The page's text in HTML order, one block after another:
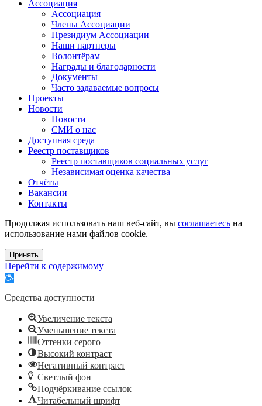
Ассоциация
Ассоциация
Члены Ассоциации
Президиум Ассоциации
Наши партнеры
Волонтёрам
Награды и благодарности
Документы
Часто задаваемые вопросы
Проекты
Новости
Новости
СМИ о нас
Доступная среда
Реестр поставщиков
Реестр поставщиков социальных услуг
Независимая оценка качества
Отчёты
Вакансии
Контакты
Продолжая использовать наш веб-сайт, вы соглашаетесь на
использование нами файлов cookie.
Принять
Перейти к содержимому
Открыть
инструментов
Средства доступности
Увеличение текста
Уменьшение текста
Оттенки серого
Высокий контраст
Негативный контраст
Светлый фон
Подчёркивание ссылок
Читабельный шрифт